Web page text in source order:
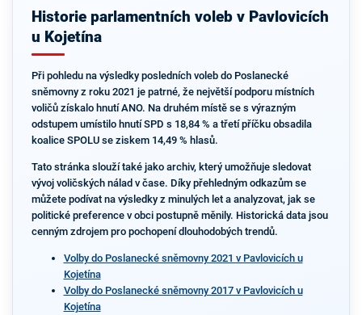
Historie parlamentních voleb v Pavlovicích
u Kojetína
Při pohledu na výsledky posledních voleb do Poslanecké
sněmovny z roku 2021 je patrné, že největší podporu místních
voličů získalo hnutí ANO. Na druhém místě se s výrazným
odstupem umístilo hnutí SPD s 18,84 % a třetí příčku obsadila
koalice SPOLU se ziskem 14,49 % hlasů.
Tato stránka slouží také jako archiv, který umožňuje sledovat
vývoj voličských nálad v čase. Díky přehledným odkazům se
můžete podívat na výsledky z minulých let a analyzovat, jak se
politické preference v obci postupně měnily. Historická data jsou
cenným zdrojem pro pochopení dlouhodobých trendů.
Volby do Poslanecké sněmovny 2021 v Pavlovicích u
Kojetína
Volby do Poslanecké sněmovny 2017 v Pavlovicích u
Kojetína